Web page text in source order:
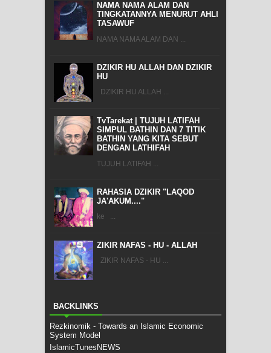
NAMA NAMA ALAM DAN
TINGKATANNYA MENURUT AHLI
TASAWUF
NAMA NAMA ALAM DAN ...
DZIKIR HU ALLAH DAN DZIKIR
HU
DZIKIR HU ALLAH ...
TvTarekat | TUJUH LATIFAH
SIMPUL BATHIN DAN 7 TITIK
BATHIN YANG KITA SEBUT
DENGAN LATHIFAH
TUJUH LATIFAH ...
RAHASIA DZIKIR "LAQOD
JA'AKUM...."
ke ...
ZIKIR NAFAS - HU - ALLAH
ZIKIR NAFAS - HU ...
BACKLINKS
Rezkinomik - Towards an Islamic Economic
System Model
IslamicTunesNEWS